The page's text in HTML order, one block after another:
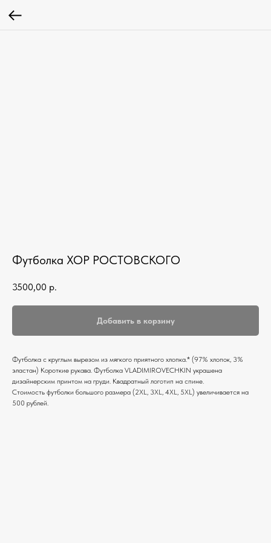
Футболка ХОР РОСТОВСКОГО
3500,00 р.
Добавить в корзину
Футболка c круглым вырезом из мягкого приятного хлопка.* (97% хлопок, 3%
эластан) Короткие рукава. Футболка VLADIMIROVECHKIN украшена
дизайнерским принтом на груди. Квадратный логотип на спине.
Стоимость футболки большого размера (2XL, 3XL, 4XL, 5XL) увеличивается на
500 рублей.